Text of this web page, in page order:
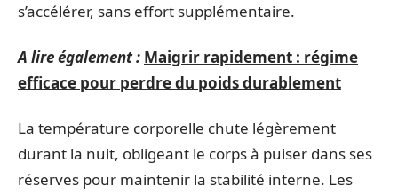
s’accélérer, sans effort supplémentaire.
A lire également : Maigrir rapidement : régime
efficace pour perdre du poids durablement
La température corporelle chute légèrement
durant la nuit, obligeant le corps à puiser dans ses
réserves pour maintenir la stabilité interne. Les